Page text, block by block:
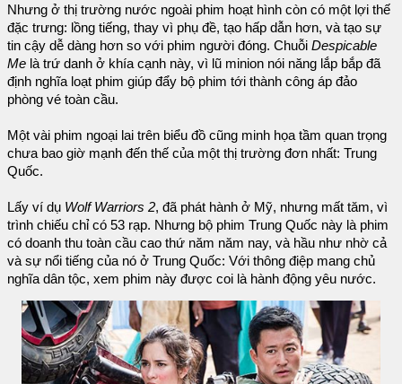
Nhưng ở thị trường nước ngoài phim hoạt hình còn có một lợi thế
đặc trưng: lồng tiếng, thay vì phụ đề, tạo hấp dẫn hơn, và tạo sự
tin cậy dễ dàng hơn so với phim người đóng. Chuỗi Despicable
Me là trứ danh ở khía cạnh này, vì lũ minion nói năng lắp bắp đã
định nghĩa loạt phim giúp đẩy bộ phim tới thành công áp đảo
phòng vé toàn cầu.
Một vài phim ngoại lai trên biểu đồ cũng minh họa tầm quan trọng
chưa bao giờ mạnh đến thế của một thị trường đơn nhất: Trung
Quốc.
Lấy ví dụ Wolf Warriors 2, đã phát hành ở Mỹ, nhưng mất tăm, vì
trình chiếu chỉ có 53 rạp. Nhưng bộ phim Trung Quốc này là phim
có doanh thu toàn cầu cao thứ năm năm nay, và hầu như nhờ cả
và sự nổi tiếng của nó ở Trung Quốc: Với thông điệp mang chủ
nghĩa dân tộc, xem phim này được coi là hành động yêu nước.